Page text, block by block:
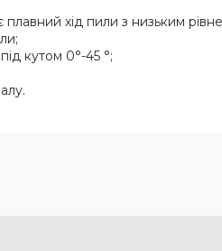
хід пили з низьким
кутом 0°-45 °;